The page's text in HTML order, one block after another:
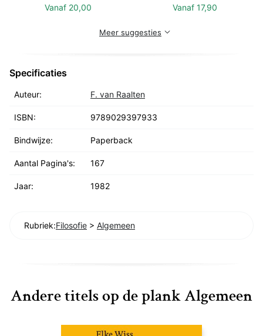
Vanaf 20,00
Vanaf 17,90
Meer suggesties
Specificaties
Auteur: F. van Raalten
ISBN: 9789029397933
Bindwijze: Paperback
Aantal Pagina's: 167
Jaar: 1982
Rubriek:Filosofie > Algemeen
Andere titels op de plank Algemeen